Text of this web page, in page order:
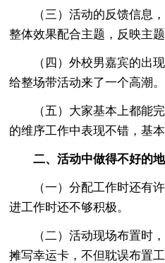
（三）活动的反馈信息
整体效果配合主题，反映主题
（四）外校男嘉宾的出
给整场带活动来了一个高潮。
（五）大家基本上都能
的维序工作中表现不错，基
二、活动中做得不好的地
（一）分配工作时还有
进工作时还不够积极。
（二）活动现场布置时
摊写幸运卡，不但耽误布置